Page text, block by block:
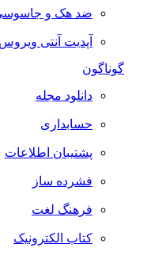
ضد هک و جاسوسی
آپدیت آنتی ویروس
گوناگون
دانلود مجله
حسابداری
پشتیبان اطلاعات
فشرده ساز
فرهنگ لغت
کتاب الکترونیک